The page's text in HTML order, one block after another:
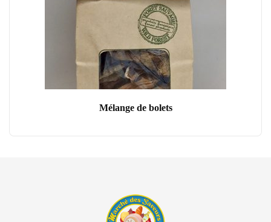
Mélange de bolets